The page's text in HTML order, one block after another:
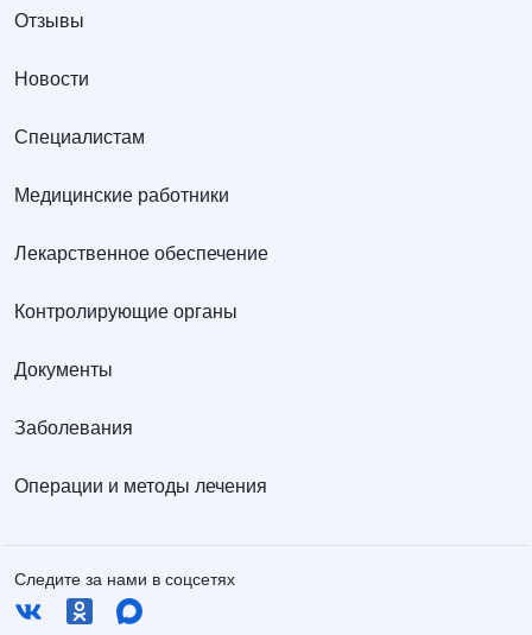
Отзывы
Новости
Специалистам
Медицинские работники
Лекарственное обеспечение
Контролирующие органы
Документы
Заболевания
Операции и методы лечения
Следите за нами в соцсетях